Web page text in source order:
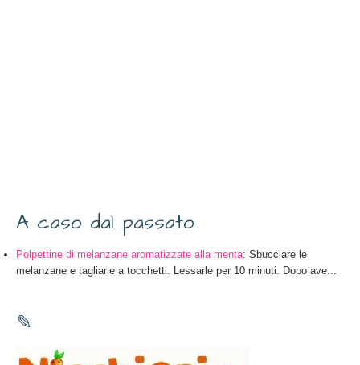
A caso dal passato
Polpettine di melanzane aromatizzate alla menta: Sbucciare le
melanzane e tagliarle a tocchetti. Lessarle per 10 minuti. Dopo ave...
✎